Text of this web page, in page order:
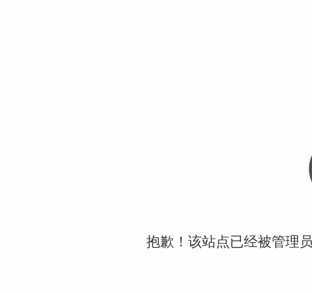
抱歉！该站点已经被管理